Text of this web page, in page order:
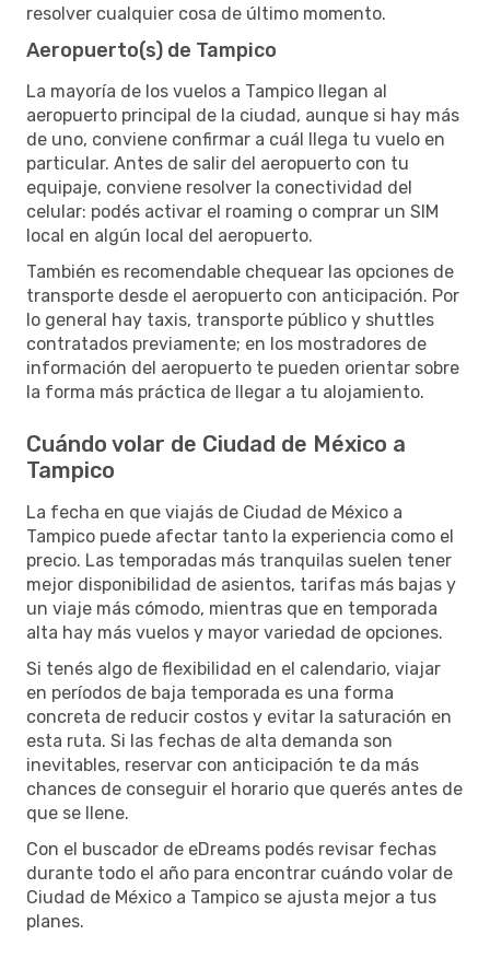
resolver cualquier cosa de último momento.
Aeropuerto(s) de Tampico
La mayoría de los vuelos a Tampico llegan al
aeropuerto principal de la ciudad, aunque si hay más
de uno, conviene confirmar a cuál llega tu vuelo en
particular. Antes de salir del aeropuerto con tu
equipaje, conviene resolver la conectividad del
celular: podés activar el roaming o comprar un SIM
local en algún local del aeropuerto.
También es recomendable chequear las opciones de
transporte desde el aeropuerto con anticipación. Por
lo general hay taxis, transporte público y shuttles
contratados previamente; en los mostradores de
información del aeropuerto te pueden orientar sobre
la forma más práctica de llegar a tu alojamiento.
Cuándo volar de Ciudad de México a
Tampico
La fecha en que viajás de Ciudad de México a
Tampico puede afectar tanto la experiencia como el
precio. Las temporadas más tranquilas suelen tener
mejor disponibilidad de asientos, tarifas más bajas y
un viaje más cómodo, mientras que en temporada
alta hay más vuelos y mayor variedad de opciones.
Si tenés algo de flexibilidad en el calendario, viajar
en períodos de baja temporada es una forma
concreta de reducir costos y evitar la saturación en
esta ruta. Si las fechas de alta demanda son
inevitables, reservar con anticipación te da más
chances de conseguir el horario que querés antes de
que se llene.
Con el buscador de eDreams podés revisar fechas
durante todo el año para encontrar cuándo volar de
Ciudad de México a Tampico se ajusta mejor a tus
planes.